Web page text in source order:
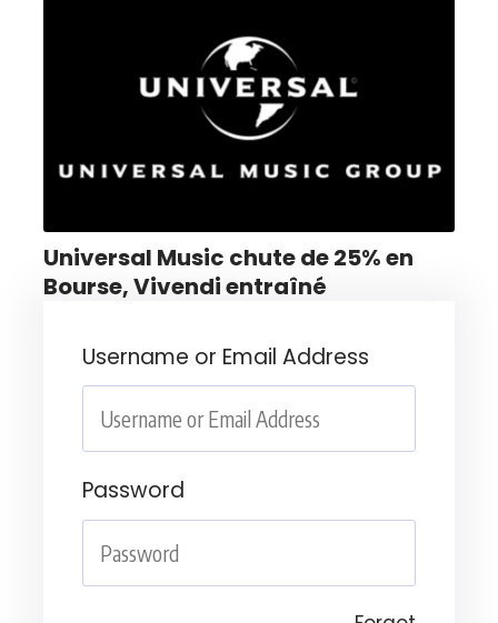
Universal Music chute de 25% en
Bourse, Vivendi entraîné
Username or Email Address
Password